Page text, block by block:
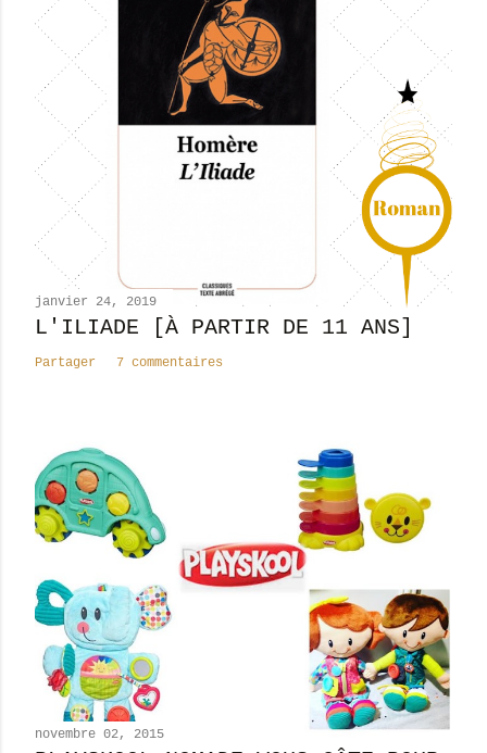
t
r
c
m
n
t
i
janvier 24, 2019
L'ILIADE [À PARTIR DE 11 ANS]
Partager 7 commentaires
novembre 02, 2015